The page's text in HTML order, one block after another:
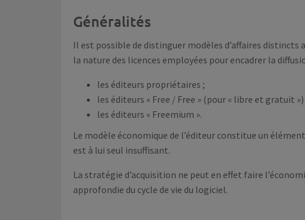
Généralités
Il est possible de distinguer modèles d’affaires
la nature des licences employées pour encadrer la
les éditeurs propriétaires ;
les éditeurs « Free / Free » (pour « libre et gratuit »)
les éditeurs « Freemium ».
Le modèle économique de l’éditeur constitue un
est à lui seul insuffisant.
La stratégie d’acquisition ne peut en effet faire
approfondie du cycle de vie du logiciel.